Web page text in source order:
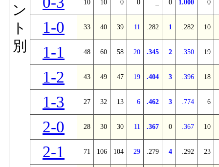
ン
ト
別
10 10 0 0 0 1.000 0
1-0 33 40 39 11 .282 1 .282 10
1-1 48 60 58 20 .345 2 .350 19
1-2 43 49 47 19 .404 3 .396 18
1-3 27 32 13 6 .462 3 .774 6
2-0 28 30 30 11 .367 0 .367 10
2-1 71 106 104 29 .279 4 .292 23